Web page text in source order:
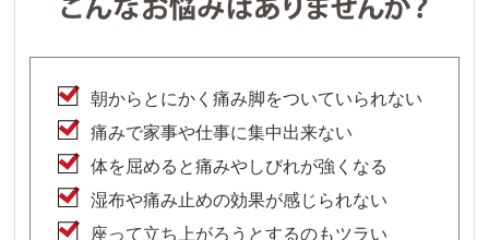
朝からとにかく痛み脚をついていられない
痛みで家事や仕事に集中出来ない
体を屈めると痛みやしびれが強くなる
湿布や痛み止めの効果が感じられない
座って立ち上がろうとするのもツラい